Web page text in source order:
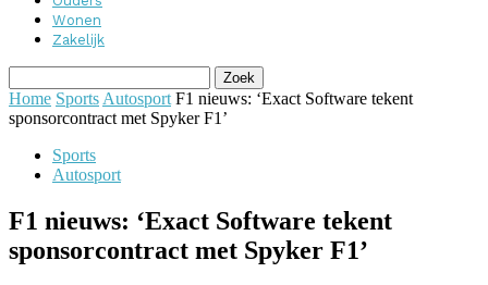
Wonen
Zakelijk
Home Sports Autosport F1 nieuws: ‘Exact Software tekent
sponsorcontract met Spyker F1’
Sports
Autosport
F1 nieuws: ‘Exact Software tekent
sponsorcontract met Spyker F1’